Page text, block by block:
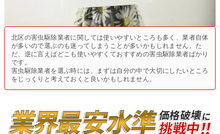
北区の害虫駆除業者に関しては使いやすいところも多く、業者自体
が多いので選ぶのも迷ってしまうことが多いかもしれません。た
だ、逆に言えばどこも使いやすくておすすめの害虫駆除業者ばかり
です。
害虫駆除業者を選ぶ時には、まずは自分の中で大切にしたいところ
をじっくりと考えておくと良いかもしれません。